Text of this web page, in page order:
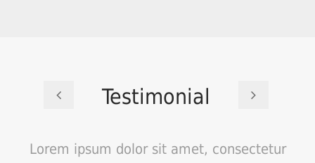
Testimonial
Lorem ipsum dolor sit amet, consectetur